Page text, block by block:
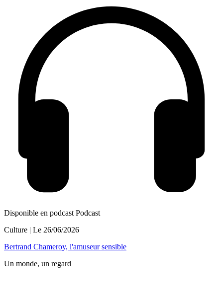
Disponible en podcast Podcast
Culture | Le 26/06/2026
Bertrand Chameroy, l'amuseur sensible
Un monde, un regard